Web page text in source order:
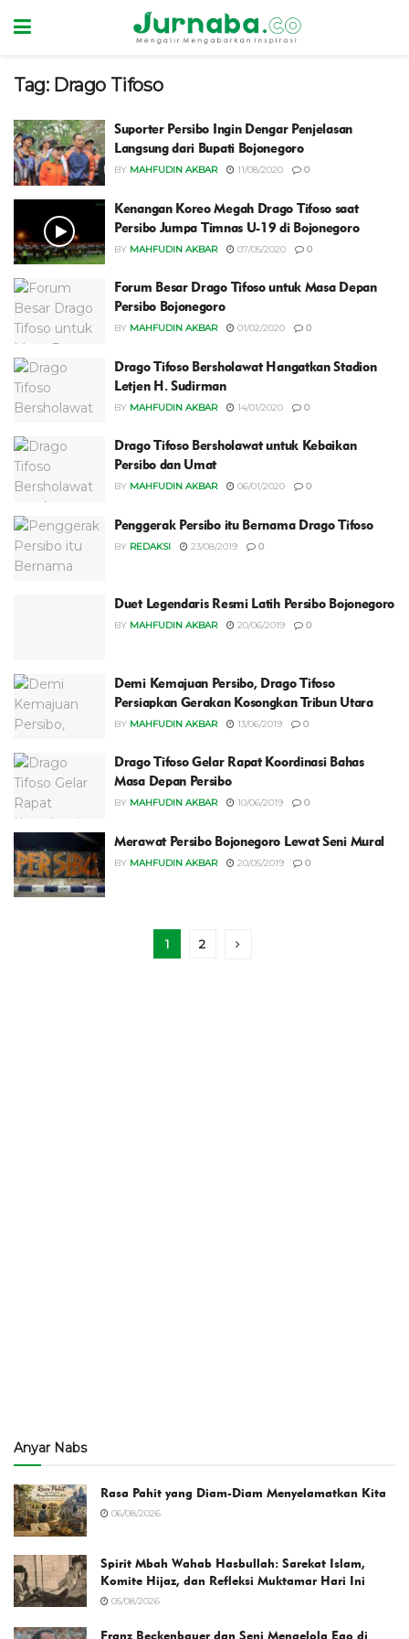
Tag: Drago Tifoso
Suporter Persibo Ingin Dengar Penjelasan
Langsung dari Bupati Bojonegoro
BY MAHFUDIN AKBAR 11/08/2020 0
Kenangan Koreo Megah Drago Tifoso saat
Persibo Jumpa Timnas U-19 di Bojonegoro
BY MAHFUDIN AKBAR 07/05/2020 0
Forum Besar Drago Tifoso untuk Masa Depan
Persibo Bojonegoro
BY MAHFUDIN AKBAR 01/02/2020 0
Drago Tifoso Bersholawat Hangatkan Stadion
Letjen H. Sudirman
BY MAHFUDIN AKBAR 14/01/2020 0
Drago Tifoso Bersholawat untuk Kebaikan
Persibo dan Umat
BY MAHFUDIN AKBAR 06/01/2020 0
Penggerak Persibo itu Bernama Drago Tifoso
BY REDAKSI 23/08/2019 0
Duet Legendaris Resmi Latih Persibo Bojonegoro
BY MAHFUDIN AKBAR 20/06/2019 0
Demi Kemajuan Persibo, Drago Tifoso
Persiapkan Gerakan Kosongkan Tribun Utara
BY MAHFUDIN AKBAR 13/06/2019 0
Drago Tifoso Gelar Rapat Koordinasi Bahas
Masa Depan Persibo
BY MAHFUDIN AKBAR 10/06/2019 0
Merawat Persibo Bojonegoro Lewat Seni Mural
BY MAHFUDIN AKBAR 20/05/2019 0
1 2
Anyar Nabs
Rasa Pahit yang Diam-Diam Menyelamatkan Kita
06/08/2026
Spirit Mbah Wahab Hasbullah: Sarekat Islam,
Komite Hijaz, dan Refleksi Muktamar Hari Ini
05/08/2026